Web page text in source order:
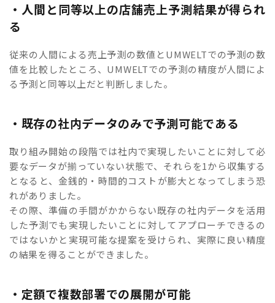
・人間と同等以上の店舗売上予測結果が得られ
る
従来の人間による売上予測の数値とUMWELTでの予測の数
値を比較したところ、UMWELTでの予測の精度が人間によ
る予測と同等以上だと判断しました。
・既存の社内データのみで予測可能である
取り組み開始の段階では社内で実現したいことに対して必
要なデータが揃っていない状態で、それらを1から収集する
となると、金銭的・時間的コストが膨大となってしまう恐
れがありました。
その際、準備の手間がかからない既存の社内データを活用
した予測でも実現したいことに対してアプローチできるの
ではないかと実現可能な提案を受けられ、実際に良い精度
の結果を得ることができました。
・定額で複数部署での展開が可能